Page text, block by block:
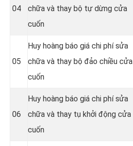
04
chữa và thay bộ tự dừng cửa
cuốn
05
Huy hoàng báo giá chi phí sửa
chữa và thay bộ đảo chiều cửa
cuốn
06
Huy hoàng báo giá chi phí sửa
chữa và thay tụ khởi động cửa
cuốn